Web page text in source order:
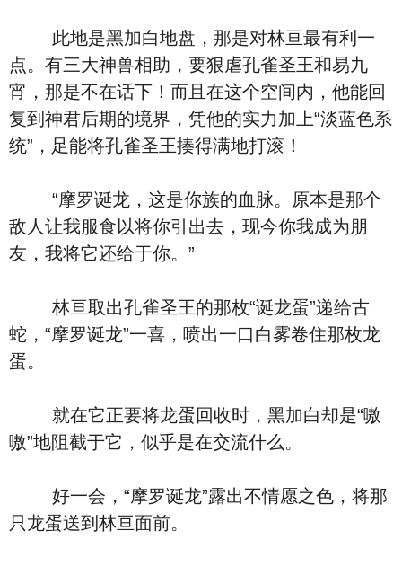
此地是黑加白地盘，那是对林亘最有利一
点。有三大神兽相助，要狠虐孔雀圣王和易九
宵，那是不在话下！而且在这个空间内，他能回
复到神君后期的境界，凭他的实力加上“淡蓝色系
统”，足能将孔雀圣王揍得满地打滚！
“摩罗诞龙，这是你族的血脉。原本是那个
敌人让我服食以将你引出去，现今你我成为朋
友，我将它还给于你。”
林亘取出孔雀圣王的那枚“诞龙蛋”递给古
蛇，“摩罗诞龙”一喜，喷出一口白雾卷住那枚龙
蛋。
就在它正要将龙蛋回收时，黑加白却是“嗷
嗷”地阻截于它，似乎是在交流什么。
好一会，“摩罗诞龙”露出不情愿之色，将那
只龙蛋送到林亘面前。